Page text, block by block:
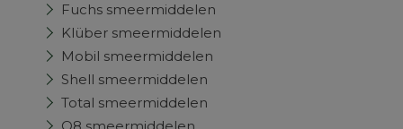
Fuchs smeermiddelen
Klüber smeermiddelen
Mobil smeermiddelen
Shell smeermiddelen
Total smeermiddelen